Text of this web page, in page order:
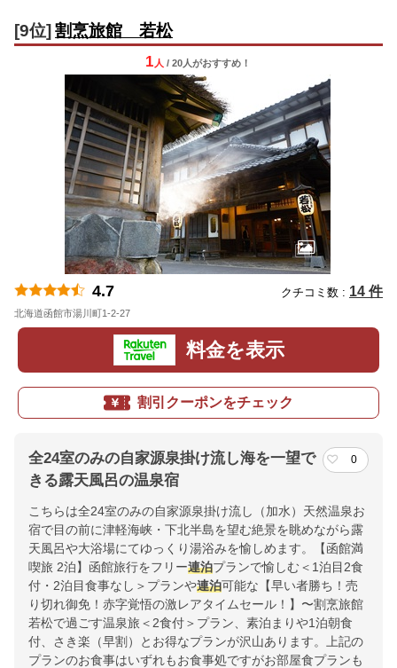
[9位] 割烹旅館 若松
1 人 / 20人がおすすめ！
4.7 クチコミ数 : 14 件
北海道函館市湯川町1-2-27
料金を表示
割引クーポンをチェック
全24室のみの自家源泉掛け流し海を一望で
きる露天風呂の温泉宿
0
こちらは全24室のみの自家源泉掛け流し（加水）天然温泉お
宿で目の前に津軽海峡・下北半島を望む絶景を眺めながら露
天風呂や大浴場にてゆっくり湯浴みを愉しめます。【函館満
喫旅 2泊】函館旅行をフリー連泊プランで愉しむ＜1泊目2食
付・2泊目食事なし＞プランや連泊可能な【早い者勝ち！売
り切れ御免！赤字覚悟の激レアタイムセール！】〜割烹旅館
若松で過ごす温泉旅＜2食付＞プラン、素泊まりや1泊朝食
付、さき楽（早割）とお得なプランが沢山あります。上記の
プランのお食事はいずれもお食事処ですがお部屋食プランも